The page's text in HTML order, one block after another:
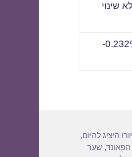
שינוי
היציג להיום,
, שער